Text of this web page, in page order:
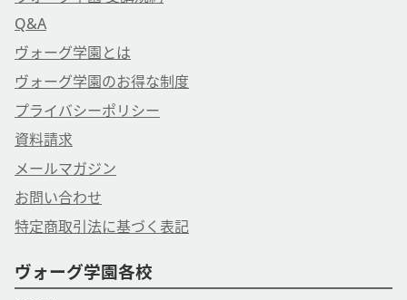
Q&A
ヴォーグ学園とは
ヴォーグ学園のお得な制度
プライバシーポリシー
資料請求
メールマガジン
お問い合わせ
特定商取引法に基づく表記
ヴォーグ学園各校